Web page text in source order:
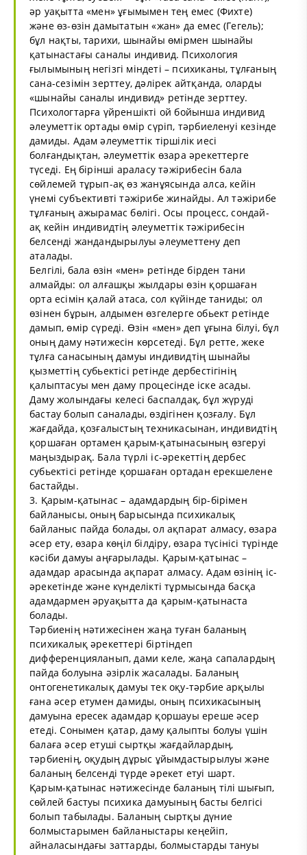
әр уақытта «мен» ұғымымен тең емес (Фихте)
және өз-өзін дамытатын «жан» да емес (Гегель);
бұл нақты, тарихи, шынайы өмірмен шынайы
қатынастағы саналы индивид. Психология
ғылымының негізгі міндеті – психиканы, тұлғаның
сана-сезімін зерттеу, дәлірек айтқанда, оларды
«шынайы саналы индивид» ретінде зерттеу.
Психологтарға үйреншікті ой бойынша индивид
әлеуметтік ортады өмір сүріп, тәрбиеленуі кезінде
дамиды. Адам әлеуметтік тіршілік иесі
болғандықтан, әлеуметтік өзара әрекеттерге
түседі. Ең бірінші араласу тәжірибесін бала
сөйлемей тұрып-ақ өз жанұясында алса, кейін
үнемі субъективті тәжірибе жинайды. Ал тәжірибе
тұлғаның ажырамас бөлігі. Осы процесс, сондай-
ақ кейін индивидтің әлеуметтік тәжірибесін
белсенді жандандырылуы әлеуметтену деп
аталады.
Белгілі, бала өзін «мен» ретінде бірден тани
алмайды: ол алғашқы жылдары өзін қоршаған
орта есімін қалай атаса, сол күйінде таниды; ол
өзінен бұрын, алдымен өзгелерге обьект ретінде
дамып, өмір сүреді. Өзін «мен» деп ұғына білуі, бұл
оның даму нәтижесін көрсетеді. Бұл ретте, жеке
тұлға санасының дамуы индивидтің шынайы
қызметтің субьектісі ретінде дербестігінің
қалыптасуы мен даму процесінде іске асады.
Даму жолындағы келесі баспалдақ, бұл жүруді
бастау болып саналады, өздігінен қозғалу. Бұл
жағдайда, қозғалыстың техникасынан, индивидтің
қоршаған ортамен қарым-қатынасының өзгеруі
маңыздырақ. Бала түрлі іс-әрекеттің дербес
субьектісі ретінде қоршаған ортадан ерекшелене
бастайды.
3. Қарым-қатынас – адамдардың бір-бірімен
байланысы, оның барысында психикалық
байланыс пайда болады, ол ақпарат алмасу, өзара
әсер ету, өзара көңіл білдіру, өзара түсінісі түрінде
кәсіби дамуы аңғарылады. Қарым-қатынас –
адамдар арасында ақпарат алмасу. Адам өзінің іс-
әрекетінде және күнделікті тұрмысында басқа
адамдармен әруақытта да қарым-қатынаста
болады.
Тәрбиенің нәтижесінен жаңа туған баланың
психикалық әрекеттері біртіндеп
дифференцияланып, дами келе, жаңа сапалардың
пайда болуына әзірлік жасалады. Баланың
онтогенетикалық дамуы тек оқу-тәрбие арқылы
ғана әсер етумен дамиды, оның психикасының
дамуына ересек адамдар қоршауы ереше әсер
етеді. Сонымен қатар, даму қалыпты болуы үшін
балаға әсер етуші сыртқы жағдайлардың,
тәрбиенің, оқудың дұрыс ұйымдастырылуы және
баланың белсенді түрде әрекет етуі шарт.
Қарым-қатынас нәтижесінде баланың тілі шығып,
сөйлей бастуы психика дамуының басты белгісі
болып табылады. Баланың сыртқы дүние
болмыстарымен байланыстары кеңейіп,
айналасындағы заттарды, болмыстарды тануы